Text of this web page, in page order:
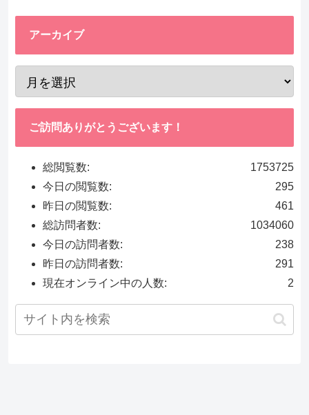
アーカイブ
ご訪問ありがとうございます！
1753725
総閲覧数:
295
今日の閲覧数:
461
昨日の閲覧数:
1034060
総訪問者数:
238
今日の訪問者数:
291
昨日の訪問者数:
2
現在オンライン中の人数: